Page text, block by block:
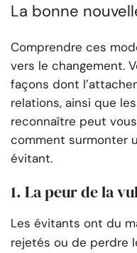
La bonne
Comprendre ces
vers le changement.
façons dont
relations, ainsi que
reconnaître peut
comment surmonter
évitant.
1. La peur de la
Les évitants ont du
rejetés ou de perdre